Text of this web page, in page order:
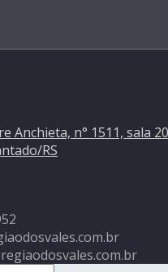
Anchieta, n° 1511, sala
RS